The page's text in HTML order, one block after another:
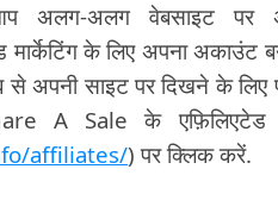
अलग-अलग वेबसाइट पर
के लिए अपना अकाउंट
अपनी साइट पर दिखने के
A Sale के
affiliates/) पर क्लिक करें.